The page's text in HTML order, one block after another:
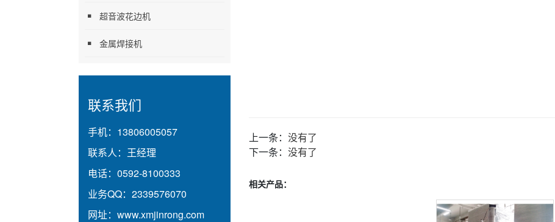
超音波花边机
金属焊接机
联系我们
手机： 13806005057
联系人： 王经理
电话： 0592-8100333
业务QQ： 2339576070
网址： www.xmjinrong.com
上一条： 没有了
下一条： 没有了
相关产品：